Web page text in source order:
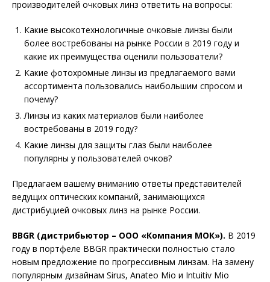
производителей очковых линз ответить на вопросы:
Какие высокотехнологичные очковые линзы были
более востребованы на рынке России в 2019 году и
какие их преимущества оценили пользователи?
Какие фотохромные линзы из предлагаемого вами
ассортимента пользовались наибольшим спросом и
почему?
Линзы из каких материалов были наиболее
востребованы в 2019 году?
Какие линзы для защиты глаз были наиболее
популярны у пользователей очков?
Предлагаем вашему вниманию ответы представителей
ведущих оптических компаний, занимающихся
дистрибуцией очковых линз на рынке России.
BBGR (дистрибьютор – ООО «Компания МОК»). В 2019
году в портфеле BBGR практически полностью стало
новым предложение по прогрессивным линзам. На замену
популярным дизайнам Sirus, Anateo Mio и Intuitiv Mio